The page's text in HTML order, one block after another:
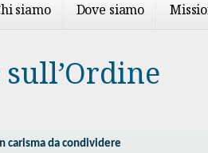
siamo Dove siamo
carisma da condividere